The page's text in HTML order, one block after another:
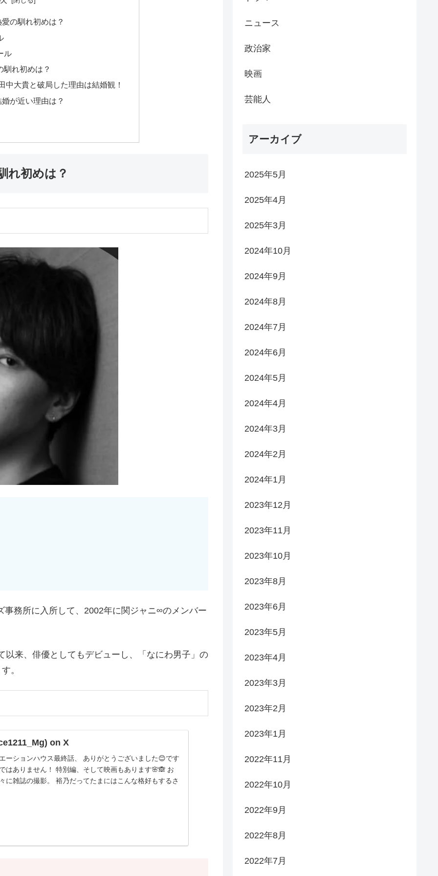
の馴れ初めは？
ル
馴れ初めは？
中大貴と破局した理由は結婚観！
が近い理由は？
れ初めは？
務所に入所して、2002年に関ジャニ∞のメンバー
来、俳優としてもデビューし、「なにわ男子」の
。
on X
ーションハウス最終話、 ありがとうございました😊です
はありません！ 特別編、そして映画もあります🌸🙈 お
に雑誌の撮影。 裕乃だってたまにはこんな格好もするさ
ニュース
政治家
映画
芸能人
アーカイブ
2025年5月
2025年4月
2025年3月
2024年10月
2024年9月
2024年8月
2024年7月
2024年6月
2024年5月
2024年4月
2024年3月
2024年2月
2024年1月
2023年12月
2023年11月
2023年10月
2023年8月
2023年6月
2023年5月
2023年4月
2023年3月
2023年2月
2023年1月
2022年11月
2022年10月
2022年9月
2022年8月
2022年7月